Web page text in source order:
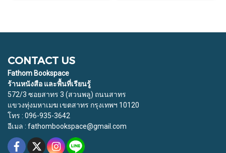
CONTACT US
Fathom Bookspace
ร้านหนังสือ และพื้นที่เรียนรู้
572/3 ซอยสาทร 3 (สวนพลู) ถนนสาทร
แขวงทุ่งมหาเมฆ เขตสาทร กรุงเทพฯ 10120
โทร : 096-935-3642
อีเมล : fathombookspace@gmail.com